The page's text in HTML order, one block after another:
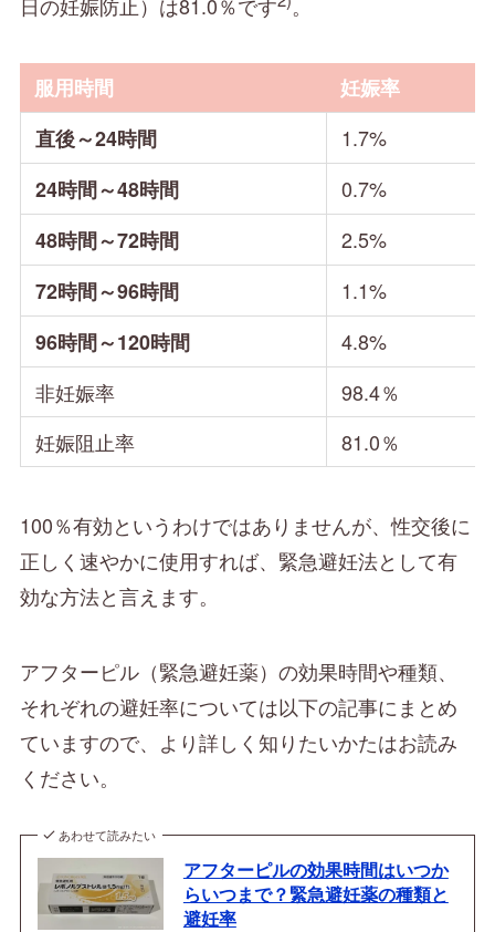
日の妊娠防止）は81.0％です 。
服用時間
妊娠率
直後～24時間
1.7%
24時間～48時間
0.7%
48時間～72時間
2.5%
72時間～96時間
1.1%
96時間～120時間
4.8%
非妊娠率
98.4％
妊娠阻止率
81.0％
100％有効というわけではありませんが、性交後に
正しく速やかに使用すれば、緊急避妊法として有
効な方法と言えます。
アフターピル（緊急避妊薬）の効果時間や種類、
それぞれの避妊率については以下の記事にまとめ
ていますので、より詳しく知りたいかたはお読み
ください。
あわせて読みたい
アフターピルの効果時間はいつか
らいつまで？緊急避妊薬の種類と
避妊率